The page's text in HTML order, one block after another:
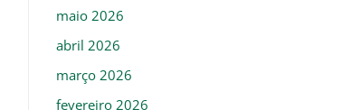
maio 2026
abril 2026
março 2026
fevereiro 2026